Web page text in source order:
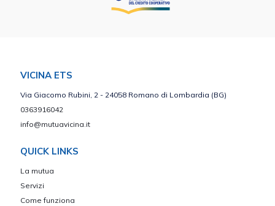
VICINA ETS
Via Giacomo Rubini, 2 - 24058 Romano di Lombardia (BG)
0363916042
info@mutuavicina.it
QUICK LINKS
La mutua
Servizi
Come funziona